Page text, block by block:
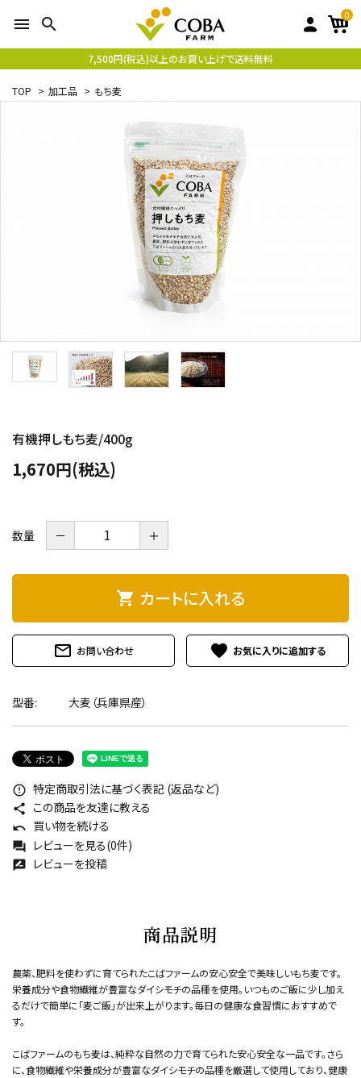
menu search 0
7,500円(税込)以上のお買い上げで送料無料
TOP > 加工品 > もち麦
有機押しもち麦/400g
1,670円(税込)
数量 － ＋
shopping_cart カートに入れる
mail_outline お問い合わせ favorite
型番: 大麦（兵庫県産）
error_outline 特定商取引法に基づく表記 (返品など)
share この商品を友達に教える
undo 買い物を続ける
forum レビューを見る(0件)
rate_review レビューを投稿
商品説明
農薬、肥料を使わずに育てられたこばファームの安心安全で美味しいもち麦です。
栄養成分や食物繊維が豊富なダイシモチの品種を使用。いつものご飯に少し加え
るだけで簡単に「麦ご飯」が出来上がります。毎日の健康な食習慣におすすめで
す。
こばファームのもち麦は、純粋な自然の力で育てられた安心安全な一品です。さら
に、食物繊維や栄養成分が豊富なダイシモチの品種を厳選して使用しており、健康